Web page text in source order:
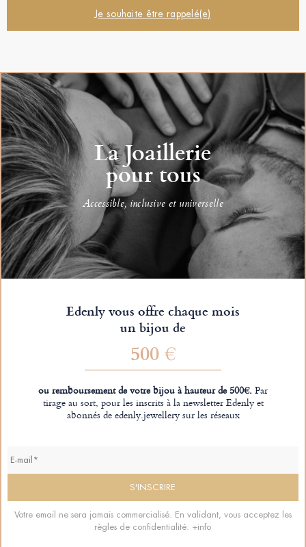
Je souhaite être rappelé(e)
La Joaillerie
pour tous
Accessible, inclusive et universelle
Edenly vous offre chaque mois
un bijou de
500 €
ou remboursement de votre bijou à hauteur de 500€.Par
tirage au sort, pour les inscrits à la newsletter Edenly et
abonnés de edenly.jewellery sur les réseaux
Votre email ne sera jamais commercialisé. En validant, vous acceptez les
règles de confidentialité. +info